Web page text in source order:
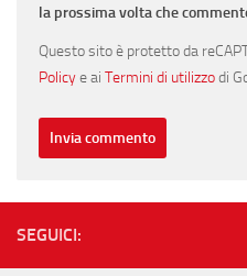
la prossima volta che
Questo sito è protetto da
Policye ai Termini di utilizzodi
SEGUICI: